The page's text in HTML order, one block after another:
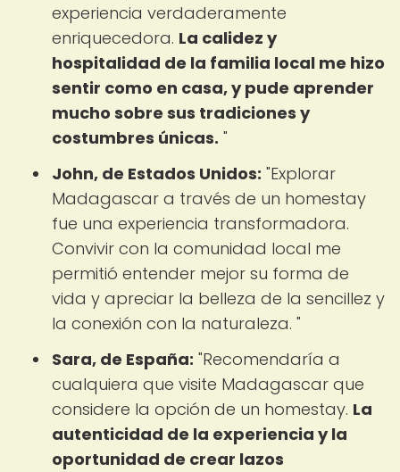
experiencia verdaderamente
enriquecedora. La calidez y
hospitalidad de la familia local me hizo
sentir como en casa, y pude aprender
mucho sobre sus tradiciones y
costumbres únicas. "
John, de Estados Unidos: "Explorar
Madagascar a través de un homestay
fue una experiencia transformadora.
Convivir con la comunidad local me
permitió entender mejor su forma de
vida y apreciar la belleza de la sencillez y
la conexión con la naturaleza. "
Sara, de España: "Recomendaría a
cualquiera que visite Madagascar que
considere la opción de un homestay. La
autenticidad de la experiencia y la
oportunidad de crear lazos